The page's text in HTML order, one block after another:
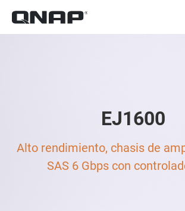
EJ1600
Alto rendimiento, chasis de
SAS 6 Gbps con